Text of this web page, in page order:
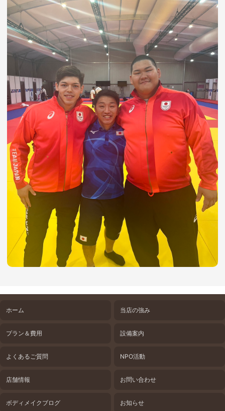
ホーム 当店の強み
プラン＆費用 設備案内
よくあるご質問 NPO活動
店舗情報 お問い合わせ
ボディメイクブログ お知らせ